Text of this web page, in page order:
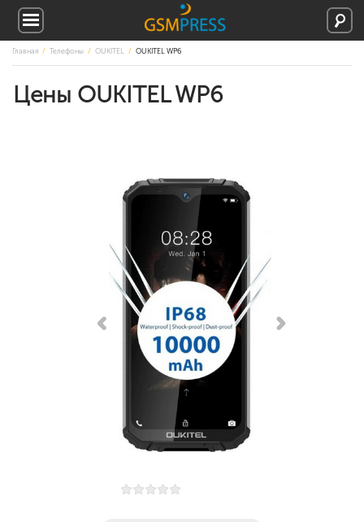
Главная Телефоны OUKITEL OUKITEL WP6
Цены OUKITEL WP6